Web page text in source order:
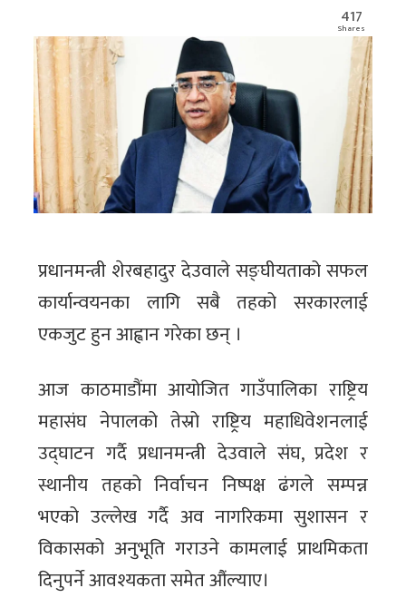
417
Shares
प्रधानमन्त्री शेरबहादुर देउवाले सङ्घीयताको सफल
कार्यान्वयनका लागि सबै तहको सरकारलाई
एकजुट हुन आह्वान गरेका छन् ।
आज काठमाडौंमा आयोजित गाउँपालिका राष्ट्रिय
महासंघ नेपालको तेस्रो राष्ट्रिय महाधिवेशनलाई
उद्‍घाटन गर्दै प्रधानमन्त्री देउवाले संघ, प्रदेश र
स्थानीय तहको निर्वाचन निष्पक्ष ढंगले सम्पन्न
भएको उल्लेख गर्दै अव नागरिकमा सुशासन र
विकासको अनुभूति गराउने कामलाई प्राथमिकता
दिनुपर्ने आवश्यकता समेत औंल्याए।